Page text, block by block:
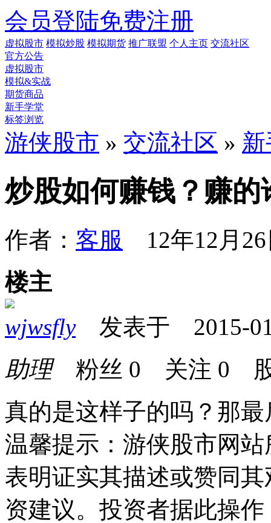
会员登陆免费注册
虚拟股市 模拟炒股 模拟期货 推广联盟 个人主页 交流社区
官方公告
虚拟股市
模拟&实战
期货商品
新手学堂
标签浏览
游侠股市 » 交流社区 »
炒股如何赚钱？赚的
作者： 客服 12年12月
楼主
wjwsfly发表于 2015-
助理粉丝 0 关注 0
真的是这样子的吗？那
温馨提示：游侠股市网
表明证实其描述或赞同
资建议。投资者据此操